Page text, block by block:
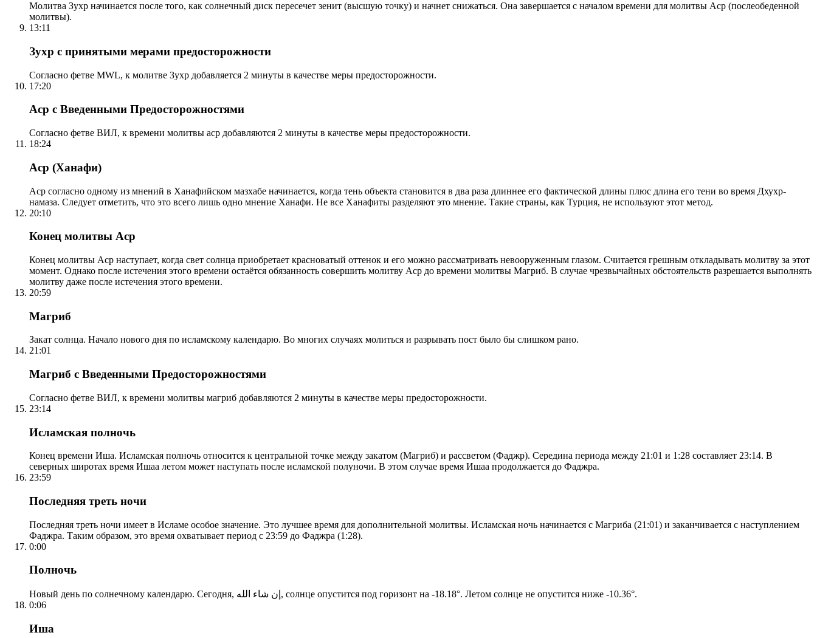
Молитва Зухр начинается после того, как солнечный диск пересечет зенит (высшую точку) и начнет снижаться. Она завершается с началом времени для молитвы Аср (послеобеденной
молитвы).
13:11
Зухр с принятыми мерами предосторожности
Согласно фетве MWL, к молитве Зухр добавляется 2 минуты в качестве меры предосторожности.
17:20
Аср с Введенными Предосторожностями
Согласно фетве ВИЛ, к времени молитвы аср добавляются 2 минуты в качестве меры предосторожности.
18:24
Аср (Ханафи)
Аср согласно одному из мнений в Ханафийском мазхабе начинается, когда тень объекта становится в два раза длиннее его фактической длины плюс длина его тени во время Дхухр-
намаза. Следует отметить, что это всего лишь одно мнение Ханафи. Не все Ханафиты разделяют это мнение. Такие страны, как Турция, не используют этот метод.
20:10
Конец молитвы Аср
Конец молитвы Аср наступает, когда свет солнца приобретает красноватый оттенок и его можно рассматривать невооруженным глазом. Считается грешным откладывать молитву за этот
момент. Однако после истечения этого времени остаётся обязанность совершить молитву Аср до времени молитвы Магриб. В случае чрезвычайных обстоятельств разрешается выполнять
молитву даже после истечения этого времени.
20:59
Магриб
Закат солнца. Начало нового дня по исламскому календарю. Во многих случаях молиться и разрывать пост было бы слишком рано.
21:01
Магриб с Введенными Предосторожностями
Согласно фетве ВИЛ, к времени молитвы магриб добавляются 2 минуты в качестве меры предосторожности.
23:14
Исламская полночь
Конец времени Иша. Исламская полночь относится к центральной точке между закатом (Магриб) и рассветом (Фаджр). Середина периода между 21:01 и 1:28 составляет 23:14. В
северных широтах время Ишаа летом может наступать после исламской полуночи. В этом случае время Ишаа продолжается до Фаджра.
23:59
Последняя треть ночи
Последняя треть ночи имеет в Исламе особое значение. Это лучшее время для дополнительной молитвы. Исламская ночь начинается с Магриба (21:01) и заканчивается с наступлением
Фаджра. Таким образом, это время охватывает период с 23:59 до Фаджра (1:28).
0:00
Полночь
Новый день по солнечному календарю. Сегодня, إن شاء الله, солнце опустится под горизонт на -18.18°. Летом солнце не опустится ниже -10.36°.
0:06
Иша